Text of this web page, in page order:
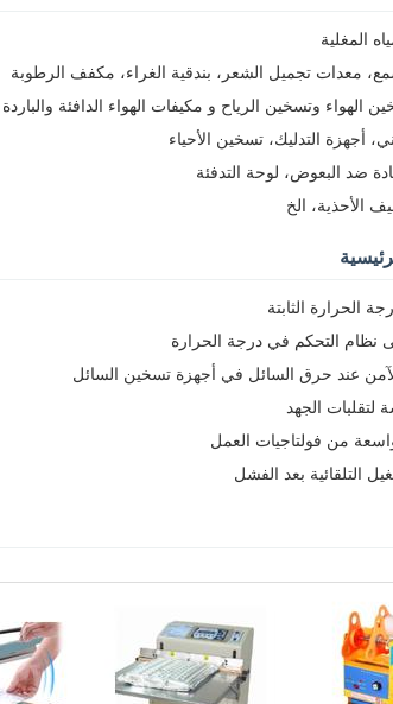
المغلية
معدات تجميل الشعر، بندقية الغراء، مكفف الرطوبة
الهواء وتسخين الرياح و مكيفات الهواء الدافئة والباردة
أجهزة التدليك، تسخين الأحياء
ضد البعوض، لوحة التدفئة
الأحذية، الخ
الحرارة الثابتة
نظام التحكم في درجة الحرارة
عند حرق السائل في أجهزة تسخين السائل
الجهد
من فولتاجيات العمل
التلقائية بعد الفشل